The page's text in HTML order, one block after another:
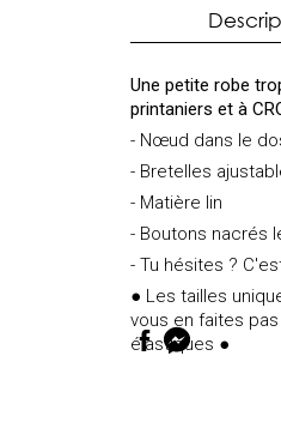
Une petite robe
printaniers et à
- Nœud dans le
- Bretelles
- Matière lin
- Boutons nacrés
- Tu hésites ?
● Les tailles
vous en faites
élastiques ●